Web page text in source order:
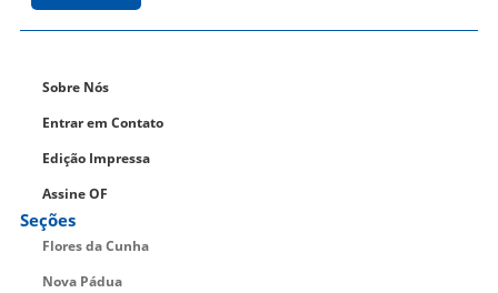
Sobre Nós
Entrar em Contato
Edição Impressa
Assine OF
Seções
Flores da Cunha
Nova Pádua